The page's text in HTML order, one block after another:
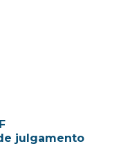
julgamento